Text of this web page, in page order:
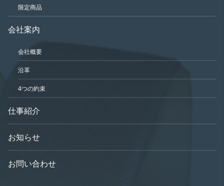
限定商品
会社案内
会社概要
沿革
4つの約束
仕事紹介
お知らせ
お問い合わせ